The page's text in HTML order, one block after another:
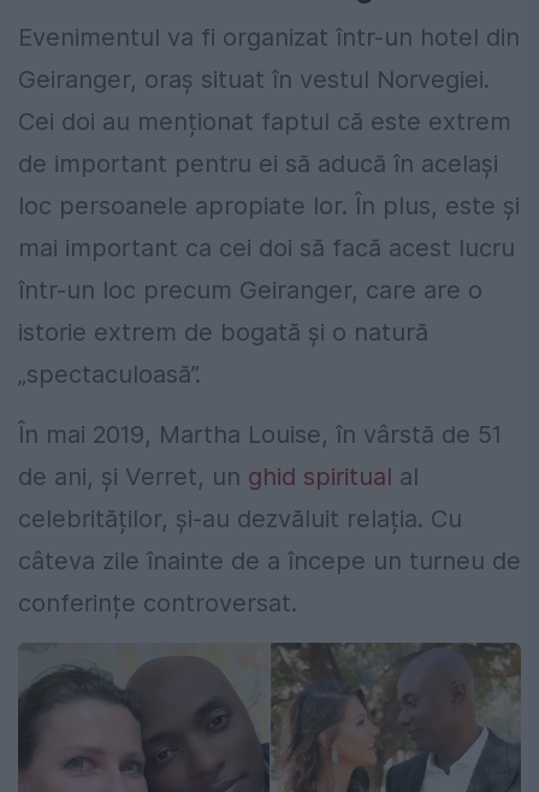
Evenimentul va fi organizat într-un hotel din
Geiranger, oraș situat în vestul Norvegiei.
Cei doi au menționat faptul că este extrem
de important pentru ei să aducă în același
loc persoanele apropiate lor. În plus, este și
mai important ca cei doi să facă acest lucru
într-un loc precum Geiranger, care are o
istorie extrem de bogată și o natură
„spectaculoasă”.
În mai 2019, Martha Louise, în vârstă de 51
de ani, și Verret, un ghid spiritual al
celebrităților, și-au dezvăluit relația. Cu
câteva zile înainte de a începe un turneu de
conferințe controversat.